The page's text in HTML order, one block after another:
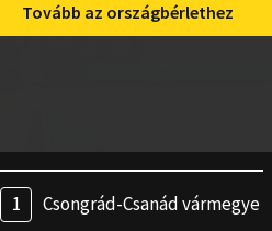
Tovább az országbérlethez
Csongrád-Csanád vármegye